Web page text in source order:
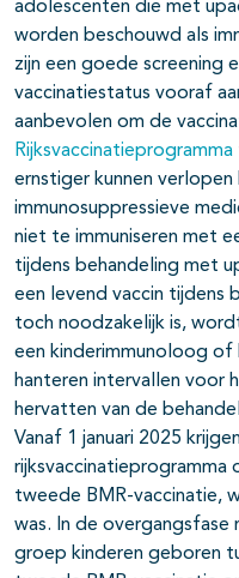
adolescenten die met
worden beschouwd als
zijn een goede screening
vaccinatiestatus vooraf
aanbevolen om de
Rijksvaccinatieprogramma
ernstiger kunnen
immunosuppressieve
niet te immuniseren met
tijdens behandeling met
een levend vaccin tijdens
toch noodzakelijk is,
een kinderimmunoloog
hanteren intervallen voor
hervatten van de
Vanaf 1 januari 2025
rijksvaccinatieprogramma
tweede BMR-vaccinatie,
was. In de overgangsfase
groep kinderen geboren